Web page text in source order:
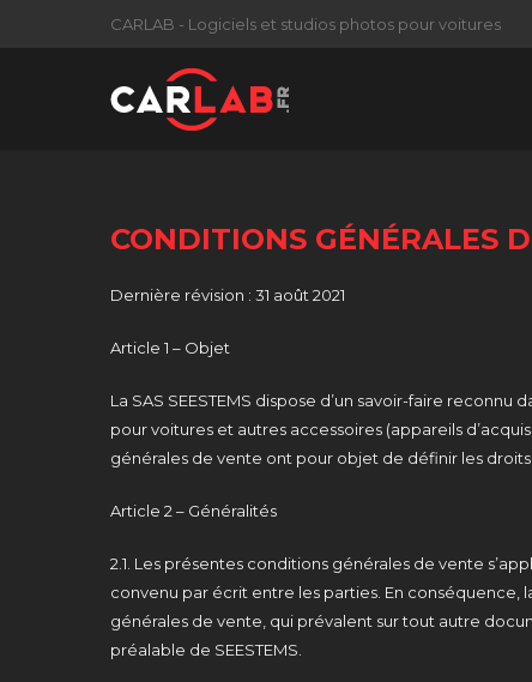
CARLAB - Logiciels et studios photos pour voitures
CONDITIONS GÉNÉRALES
Dernière révision : 31 août 2021
Article 1 – Objet
La SAS SEESTEMS dispose d’un savoir-faire
pour voitures et autres accessoires (appareils
générales de vente ont pour objet de définir les
Article 2 – Généralités
2.1. Les présentes conditions générales de vente
convenu par écrit entre les parties. En conséquence,
générales de vente, qui prévalent sur tout autre
préalable de SEESTEMS.